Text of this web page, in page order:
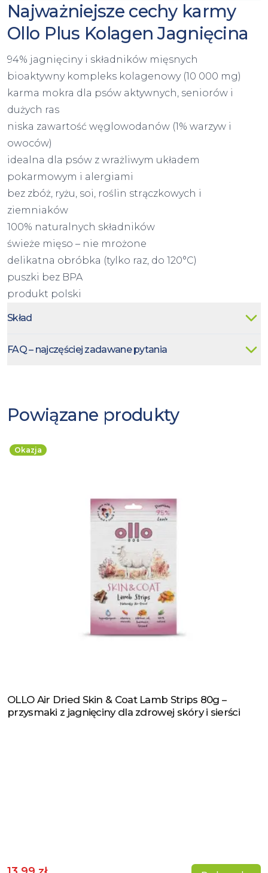
Najważniejsze cechy karmy
Ollo Plus Kolagen Jagnięcina
94% jagnięciny i składników mięsnych
bioaktywny kompleks kolagenowy (10 000 mg)
karma mokra dla psów aktywnych, seniorów i
dużych ras
niska zawartość węglowodanów (1% warzyw i
owoców)
idealna dla psów z wrażliwym układem
pokarmowym i alergiami
bez zbóż, ryżu, soi, roślin strączkowych i
ziemniaków
100% naturalnych składników
świeże mięso – nie mrożone
delikatna obróbka (tylko raz, do 120°C)
puszki bez BPA
produkt polski
Skład
FAQ – najczęściej zadawane pytania
Powiązane produkty
Okazja
Zobacz produkt
OLLO Air Dried Skin & Coat Lamb Strips 80g –
przysmaki z jagnięciny dla zdrowej skóry i sierści